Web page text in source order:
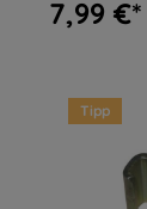
7,99 €*
Tipp